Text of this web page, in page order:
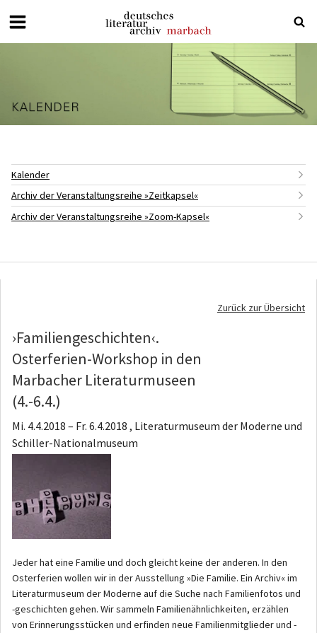
Deutsches
Literaturarchiv
Kalender
Archiv der Veranstaltungsreihe »Zeitkapsel«
Archiv der Veranstaltungsreihe »Zoom-Kapsel«
Zurück zur Übersicht
›Familiengeschichten‹.
Osterferien-Workshop in den
Marbacher Literaturmuseen
(4.-6.4.)
Mi. 4.4.2018 – Fr. 6.4.2018 , Literaturmuseum der Moderne und
Schiller-Nationalmuseum
Jeder hat eine Familie und doch gleicht keine der anderen. In den
Osterferien wollen wir in der Ausstellung »Die Familie. Ein Archiv« im
Literaturmuseum der Moderne auf die Suche nach Familienfotos und
-geschichten gehen. Wir sammeln Familienähnlichkeiten, erzählen
von Erinnerungsstücken und erfinden neue Familienmitglieder und -